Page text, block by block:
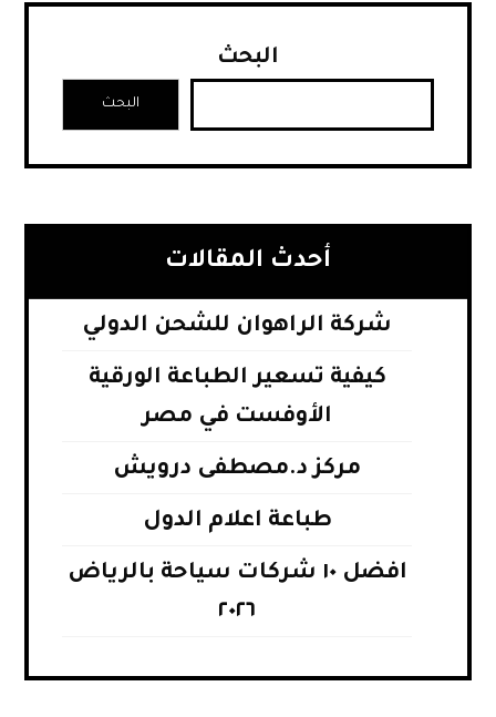
البحث
البحث
أحدث المقالات
شركة الراهوان للشحن الدولي
كيفية تسعير الطباعة الورقية
الأوفست في مصر
مركز د.مصطفى درويش
طباعة اعلام الدول
افضل ١٠ شركات سياحة بالرياض
٢٠٢٦